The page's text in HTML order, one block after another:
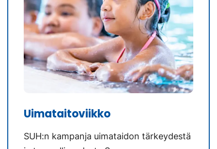
Uimataitoviikko
SUH:n kampanja uimataidon tärkeydestä